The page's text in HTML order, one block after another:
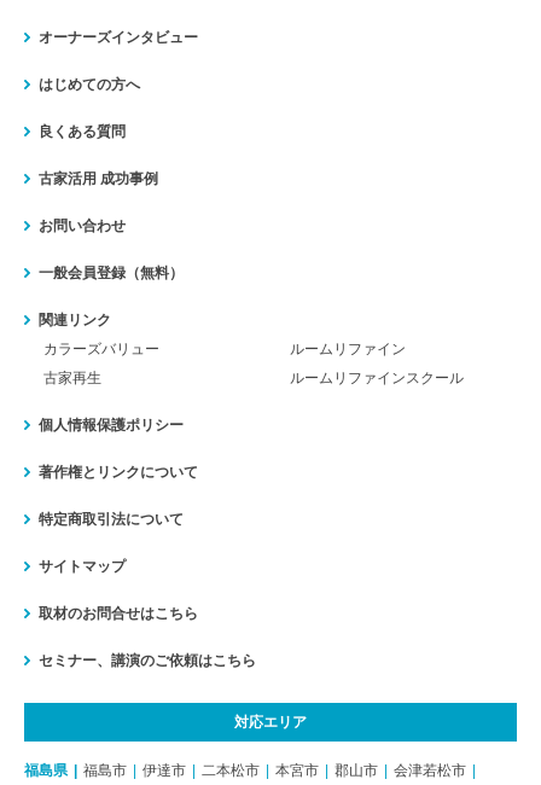
オーナーズインタビュー
はじめての方へ
良くある質問
古家活用 成功事例
お問い合わせ
一般会員登録（無料）
関連リンク
カラーズバリュー
ルームリファイン
古家再生
ルームリファインスクール
個人情報保護ポリシー
著作権とリンクについて
特定商取引法について
サイトマップ
取材のお問合せはこちら
セミナー、講演のご依頼はこちら
対応エリア
福島県 福島市 伊達市 二本松市 本宮市 郡山市
会津若松市